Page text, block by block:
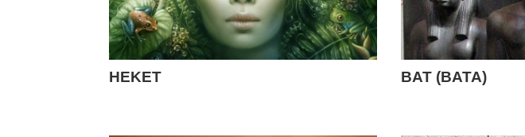
HEKET BAT (BATA)